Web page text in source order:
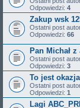
Odpowiedzi: 4
Zakup wsk
Ostatni post
Odpowiedzi: 66
Pan Michał z
Ostatni post
Odpowiedzi: 3
To jest okazja
Ostatni post
Odpowiedzi: 1
Lagi